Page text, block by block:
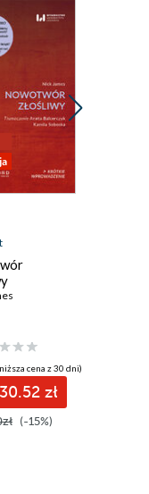
cena z 30 dni)
30.52 zł
(-15%)